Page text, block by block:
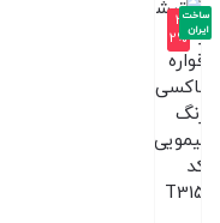
-3
2%
ساخت
ایران